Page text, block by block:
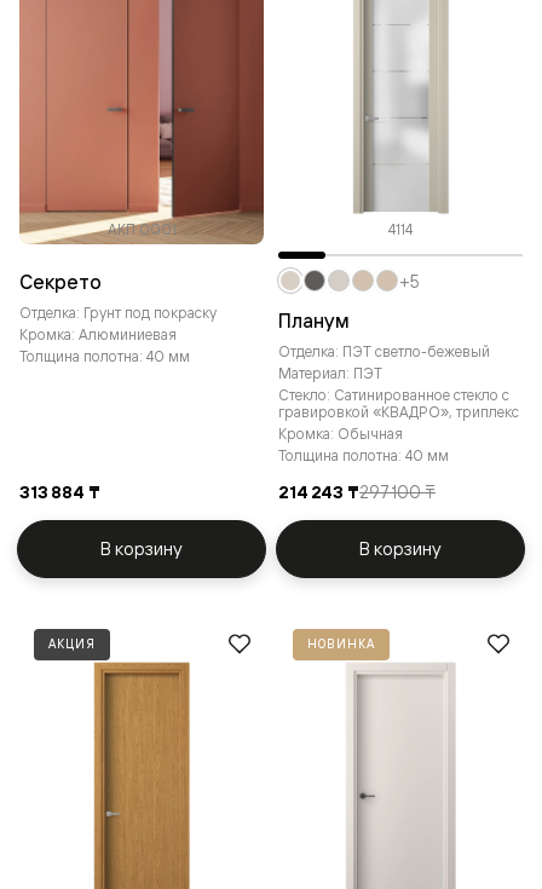
АКП 0001
Секрето
Отделка: Грунт под покраску
Кромка: Алюминиевая
Толщина полотна: 40 мм
313 884 ₸
В корзину
4114
Планум
Отделка: ПЭТ светло-бежевый
Материал: ПЭТ
Стекло: Сатинированное стекло с
гравировкой «КВАДРО», триплекс
Кромка: Обычная
Толщина полотна: 40 мм
214 243 ₸297 100 ₸
+5
В корзину
АКЦИЯ НОВИНКА